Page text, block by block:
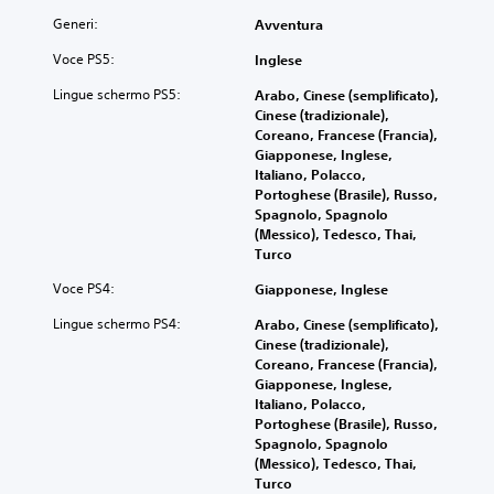
Generi: Avventura
Voce PS5: Inglese
Lingue schermo PS5:
Arabo, Cinese (semplificato),
Cinese (tradizionale),
Coreano, Francese (Francia),
Giapponese, Inglese,
Italiano, Polacco,
Portoghese (Brasile), Russo,
Spagnolo, Spagnolo
(Messico), Tedesco, Thai,
Turco
Voce PS4: Giapponese, Inglese
Lingue schermo PS4:
Arabo, Cinese (semplificato),
Cinese (tradizionale),
Coreano, Francese (Francia),
Giapponese, Inglese,
Italiano, Polacco,
Portoghese (Brasile), Russo,
Spagnolo, Spagnolo
(Messico), Tedesco, Thai,
Turco